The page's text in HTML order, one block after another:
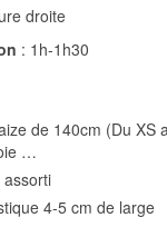
droite
: 1h-1h30
de 140cm (Du
…
assorti
4-5 cm de large